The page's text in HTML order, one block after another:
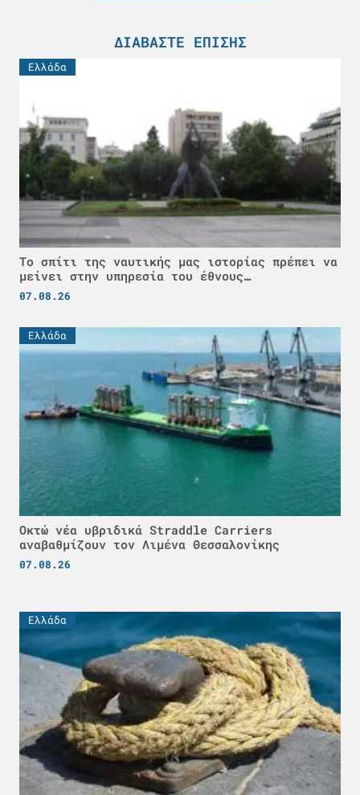
ΔΙΑΒΆΣΤΕ ΕΠΊΣΗΣ
Ελλάδα
Το σπίτι της ναυτικής μας ιστορίας πρέπει να
μείνει στην υπηρεσία του έθνους…
07.08.26
Ελλάδα
Οκτώ νέα υβριδικά Straddle Carriers
αναβαθμίζουν τον Λιμένα Θεσσαλονίκης
07.08.26
Ελλάδα